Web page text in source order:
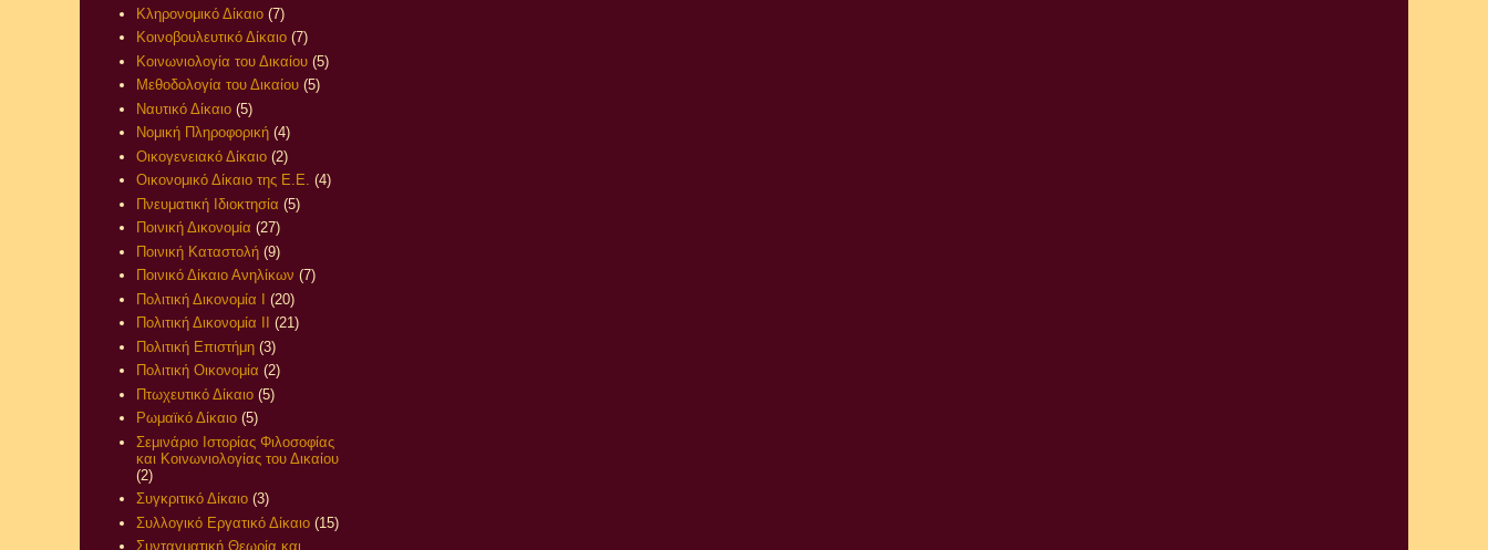
Κληρονομικό Δίκαιο (7)
Κοινοβουλευτικό Δίκαιο (7)
Κοινωνιολογία του Δικαίου (5)
Μεθοδολογία του Δικαίου (5)
Ναυτικό Δίκαιο (5)
Νομική Πληροφορική (4)
Οικογενειακό Δίκαιο (2)
Οικονομικό Δίκαιο της Ε.Ε. (4)
Πνευματική Ιδιοκτησία (5)
Ποινική Δικονομία (27)
Ποινική Καταστολή (9)
Ποινικό Δίκαιο Ανηλίκων (7)
Πολιτική Δικονομία Ι
(20)
Πολιτική Δικονομία ΙΙ
(21)
Πολιτική Επιστήμη (3)
Πολιτική Οικονομία (2)
Πτωχευτικό Δίκαιο (5)
Ρωμαϊκό Δίκαιο (5)
Σεμινάριο Ιστορίας Φιλοσοφίας
και Κοινωνιολογίας του Δικαίου
(2)
Συγκριτικό Δίκαιο (3)
Συλλογικό Εργατικό Δίκαιο (15)
Συνταγματική Θεωρία και